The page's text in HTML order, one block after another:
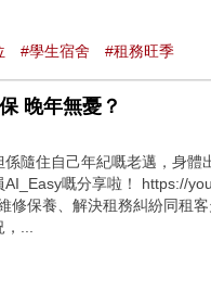
#學生宿舍 #租務旺季
晚年無憂？
隨住自己年紀嘅老邁，身體
嘅分享啦！ https://
修保養、解決租務糾紛同租
，...